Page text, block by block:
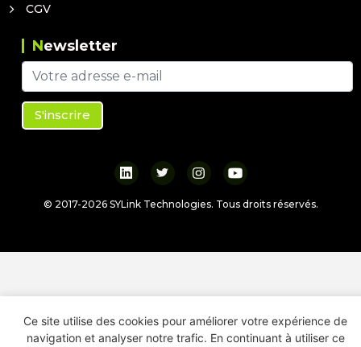
CGV
Newsletter
S'inscrire
© 2017-2026SYLink Technologies. Tous droits réservés.
Ce site utilise des cookies pour améliorer votre expérience de
navigation et analyser notre trafic. En continuant à utiliser ce